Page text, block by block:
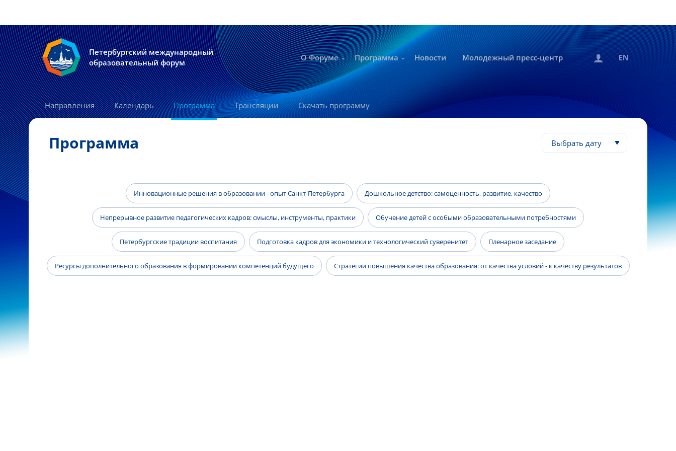
Петербургский международный
образовательный форум
О Форуме Программа Новости Молодежный пресс-центр
Направления Календарь Программа Трансляции Скачать программу
Программа Выбрать дату
Инновационные решения в образовании - опыт Санкт-Петербурга Дошкольное детство: самоценность, развитие, качество
Непрерывное развитие педагогических кадров: смыслы, инструменты, практики Обучение детей с особыми образовательными потребностями
Петербургские традиции воспитания Подготовка кадров для экономики и технологический суверенитет Пленарное заседание
Ресурсы дополнительного образования в формировании компетенций будущего Стратегии повышения качества образования: от качества условий - к качеству результатов